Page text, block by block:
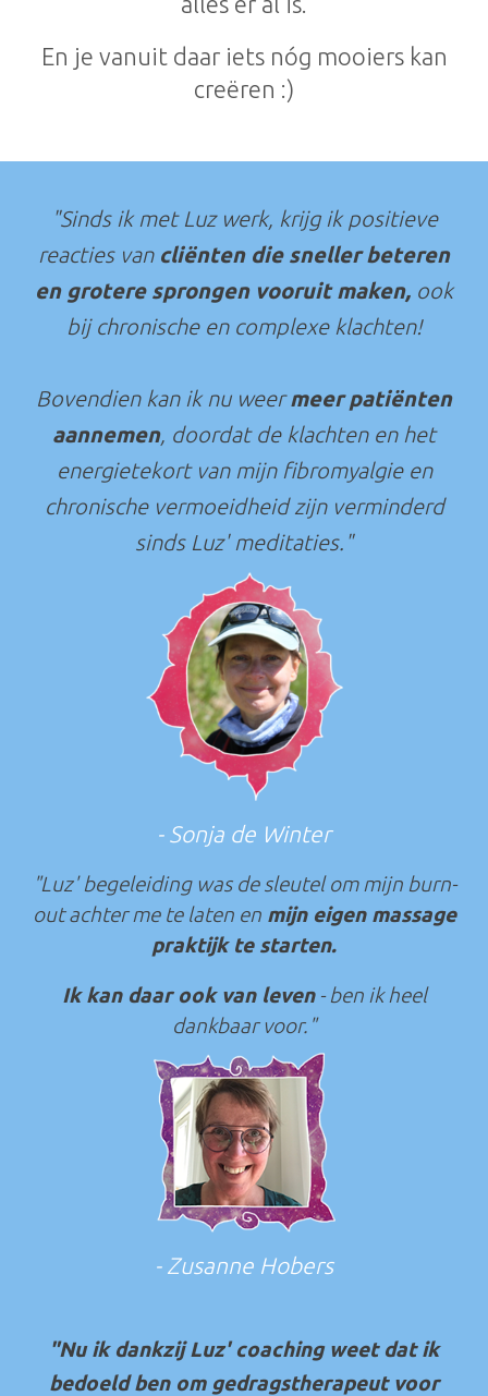
En je vanuit daar iets nóg mooiers kan
creëren :)
"Sinds ik met Luz werk, krijg ik positieve
reacties van cliënten die sneller beteren
en grotere sprongen vooruit maken, ook
bij chronische en complexe klachten!
Bovendien kan ik nu weermeer patiënten
aannemen, doordat de klachten en het
energietekort van mijn fibromyalgie en
chronische vermoeidheid zijn verminderd
sinds Luz' meditaties."
- Sonja de Winter
"Luz' begeleiding was de sleutel om mijn burn-
out achter me te laten enmijn eigen massage
praktijk te starten.
Ik kan daar ook van leven- ben ik heel
dankbaar voor."
- Zusanne Hobers
"Nu ik dankzij Luz' coaching weet dat ik
bedoeld ben om gedragstherapeut voor